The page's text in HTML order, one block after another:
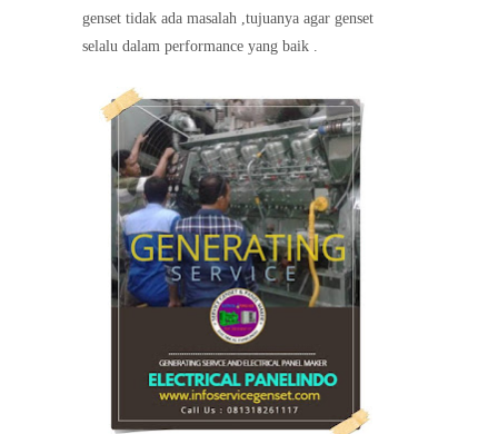
genset tidak ada masalah ,tujuanya agar genset
selalu dalam performance yang baik .